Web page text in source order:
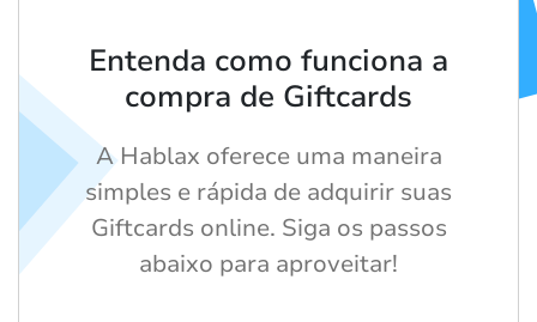
Entenda como funciona a
compra de Giftcards
A Hablax oferece uma maneira
simples e rápida de adquirir suas
Giftcards online. Siga os passos
abaixo para aproveitar!